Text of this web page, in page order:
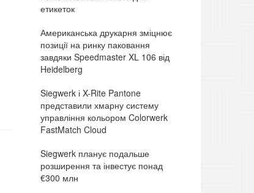
етикеток
Американська друкарня зміцнює
позиції на ринку паковання
завдяки Speedmaster XL 106 від
Heidelberg
Siegwerk і X-Rite Pantone
представили хмарну систему
управління кольором Colorwerk
FastMatch Cloud
Siegwerk планує подальше
розширення та інвестує понад
€300 млн